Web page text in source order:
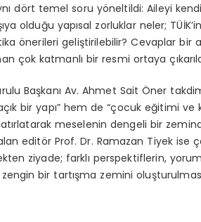
dört temel soru yöneltildi: Aileyi kendi
olduğu yapısal zorluklar neler;
önerileri geliştirilebilir? Cevaplar bir
çok katmanlı bir resmi ortaya
Başkanı Av. Ahmet Sait Öner
bir yapı” hem de “çocuk eğitimi
meselenin dengeli bir
editör Prof. Dr. Ramazan Tiyek ise
ziyade; farklı perspektiflerin,
bir tartışma zemini